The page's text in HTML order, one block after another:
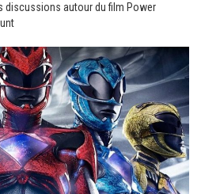
discussions autour du film Power